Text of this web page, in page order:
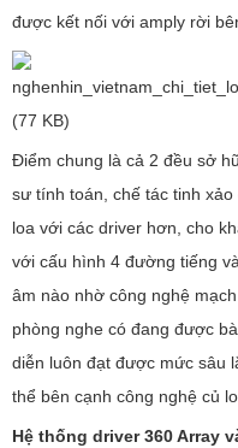
được kết nối với amply rời
Điểm chung là cả 2 đều sở
sư tính toán, chế tác tinh
loa với các driver hơn, cho
với cấu hình 4 đường tiếng
âm nào nhờ công nghệ
phòng nghe có đang được
diễn luôn đạt được mức sâu
thể bên cạnh công nghệ củ
Hệ thống driver 360 Array